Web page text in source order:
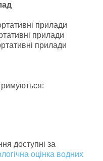
прилади
прилади
прилади
доступні за
оцінка водних